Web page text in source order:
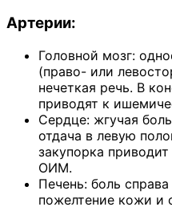
Артерии:
Головной мозг:
(право- или
нечеткая речь. В
приводят к
Сердце: жгучая
отдача в левую
закупорка
ОИМ.
Печень: боль
пожелтение кожи и